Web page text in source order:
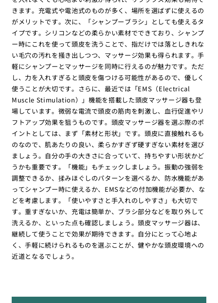
きます。充電式や電池式のものが多く、場所を選ばずに使えるの
がメリットです。次に、「シャンプーブラシ」としても使えるタ
イプです。シリコンなどの柔らかい素材でできており、シャンプ
ー時にこれを使って頭皮を洗うことで、指だけでは落としきれな
い毛穴の汚れを掻き出しつつ、マッサージ効果も得られます。手
軽にシャンプーとマッサージを同時に行えるのが魅力です。ただ
し、力を入れすぎると頭皮を傷つける可能性があるので、優しく
使うことが大切です。さらに、最近では「EMS（Electrical
Muscle Stimulation）」機能を搭載した頭皮マッサージ器も登
場しています。微弱な電流で頭皮の筋肉を刺激し、血行促進やリ
フトアップ効果を狙うものです。頭皮マッサージ器を選ぶ際のポ
イントとしては、まず「素材と形状」です。頭皮に直接触れるも
のなので、肌あたりの良い、柔らかすぎず硬すぎない素材を選び
ましょう。自分の手の大きさに合っていて、持ちやすい形状かど
うかも重要です。「機能」もチェックしましょう。振動の強弱を
調整できるか、揉みほぐしのパターンを選べるか、防水機能があ
ってシャンプー時に使えるか、EMSなどの付加機能が必要か、な
どを考慮します。「使いやすさと手入れのしやすさ」も大切で
す。重すぎないか、充電は簡単か、ブラシ部分などを取り外して
洗えるか、といった点も確認しましょう。頭皮マッサージ器は、
継続して使うことで効果が期待できます。自分にとって心地よ
く、手軽に続けられるものを選ぶことが、健やかな頭皮環境への
近道となるでしょう。